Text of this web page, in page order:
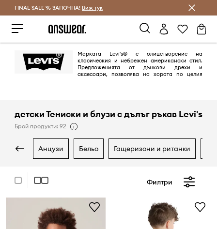
Спестявай с Answear Club
FINAL SALE % ЗАПОЧНА! Виж тук
Марката Levi's® е олицетворение на
класическия и небрежен американски стил.
Предложенията от дънкови дрехи и
аксесоари, позволява на хората по целия
детски Тениски и блузи с дълъг ръкав Levi's
Брой продукти: 92
анцузи бельо гащеризони и ританки
Филтри